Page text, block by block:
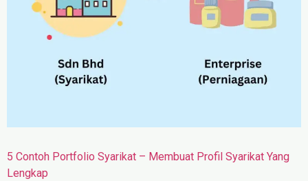
5 Contoh Portfolio Syarikat – Membuat Profil Syarikat Yang
Lengkap